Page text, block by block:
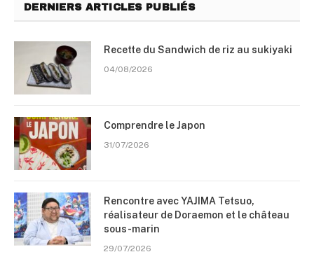
DERNIERS ARTICLES PUBLIÉS
Recette du Sandwich de riz au sukiyaki
04/08/2026
Comprendre le Japon
31/07/2026
Rencontre avec YAJIMA Tetsuo,
réalisateur de Doraemon et le château
sous-marin
29/07/2026